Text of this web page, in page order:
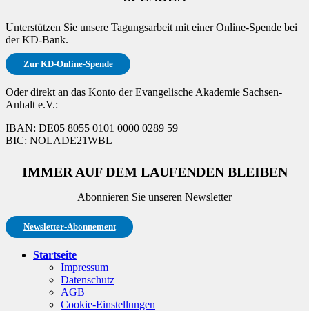
Unterstützen Sie unsere Tagungsarbeit mit einer Online-Spende bei
der KD-Bank.
Zur KD-Online-Spende
Oder direkt an das Konto der Evangelische Akademie Sachsen-
Anhalt e.V.:
IBAN: DE05 8055 0101 0000 0289 59
BIC: NOLADE21WBL
IMMER AUF DEM LAUFENDEN BLEIBEN
Abonnieren Sie unseren Newsletter
Newsletter-Abonnement
Startseite
Impressum
Datenschutz
AGB
Cookie-Einstellungen